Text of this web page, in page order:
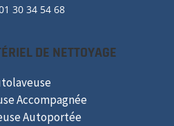
30 34 54 68
DE NETTOYAGE
Accompagnée
Autoportée